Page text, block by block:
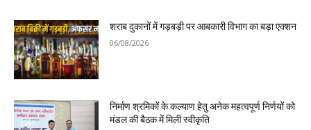
शराब दुकानों में गड़बड़ी पर आबकारी विभाग का बड़ा एक्शन
06/08/2026
निर्माण श्रमिकों के कल्याण हेतु अनेक महत्वपूर्ण निर्णयों को
मंडल की बैठक में मिली स्वीकृति